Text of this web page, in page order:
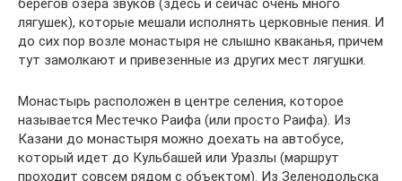
берегов озера звуков (здесь и сейчас очень много
лягушек), которые мешали исполнять церковные пения. И
до сих пор возле монастыря не слышно кваканья, причем
тут замолкают и привезенные из других мест лягушки.
Монастырь расположен в центре селения, которое
называется Местечко Раифа (или просто Раифа). Из
Казани до монастыря можно доехать на автобусе,
который идет до Кульбашей или Уразлы (маршрут
проходит совсем рядом с объектом). Из Зеленодольска